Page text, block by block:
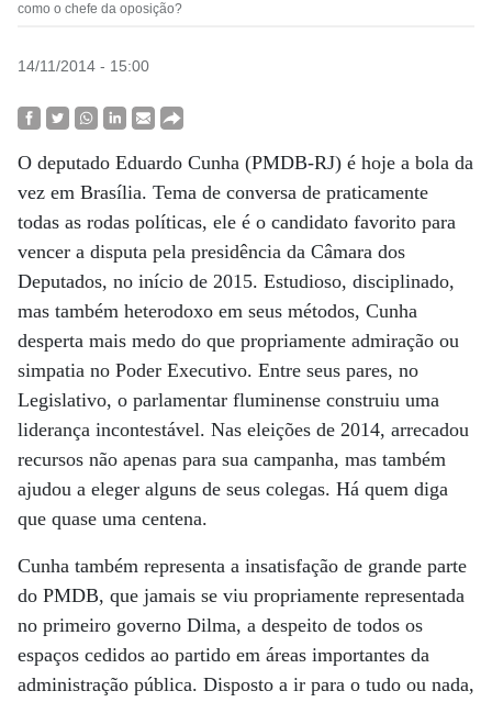
como o chefe da oposição?
14/11/2014 - 15:00
O deputado Eduardo Cunha (PMDB-RJ) é hoje a bola da
vez em Brasília. Tema de conversa de praticamente
todas as rodas políticas, ele é o candidato favorito para
vencer a disputa pela presidência da Câmara dos
Deputados, no início de 2015. Estudioso, disciplinado,
mas também heterodoxo em seus métodos, Cunha
desperta mais medo do que propriamente admiração ou
simpatia no Poder Executivo. Entre seus pares, no
Legislativo, o parlamentar fluminense construiu uma
liderança incontestável. Nas eleições de 2014, arrecadou
recursos não apenas para sua campanha, mas também
ajudou a eleger alguns de seus colegas. Há quem diga
que quase uma centena.
Cunha também representa a insatisfação de grande parte
do PMDB, que jamais se viu propriamente representada
no primeiro governo Dilma, a despeito de todos os
espaços cedidos ao partido em áreas importantes da
administração pública. Disposto a ir para o tudo ou nada,